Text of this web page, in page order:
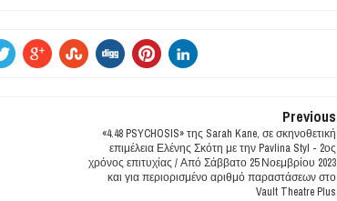
Previous
«4.48 PSYCHOSIS» της Sarah Kane, σε σκηνοθετική
επιμέλεια Ελένης Σκότη με την Pavlina Styl - 2ος
χρόνος επιτυχίας / Από Σάββατο 25 Νοεμβρίου 2023
και για περιορισμένο αριθμό παραστάσεων στο
Vault Theatre Plus